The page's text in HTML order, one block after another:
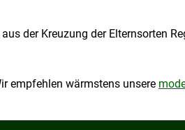
der Kreuzung der Elternsorten
empfehlen wärmstens unsere